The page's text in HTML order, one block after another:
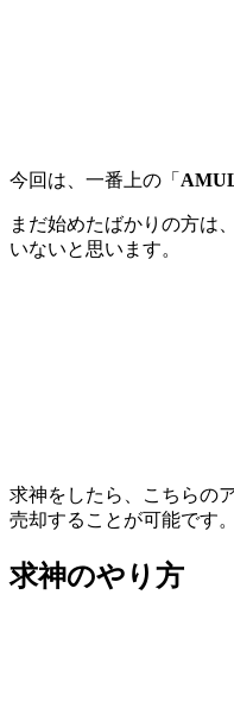
今回は、一番上の「
まだ始めたばかりの方は
いないと思います。
求神をしたら、こちらの
売却することが可能です。
求神のやり方